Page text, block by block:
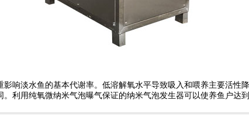
淡水鱼的基本代谢率。低溶解氧水平导致吸入和喂养主要活性
利用纯氧微纳米气泡曝气保证的纳米气泡发生器可以使养鱼户达